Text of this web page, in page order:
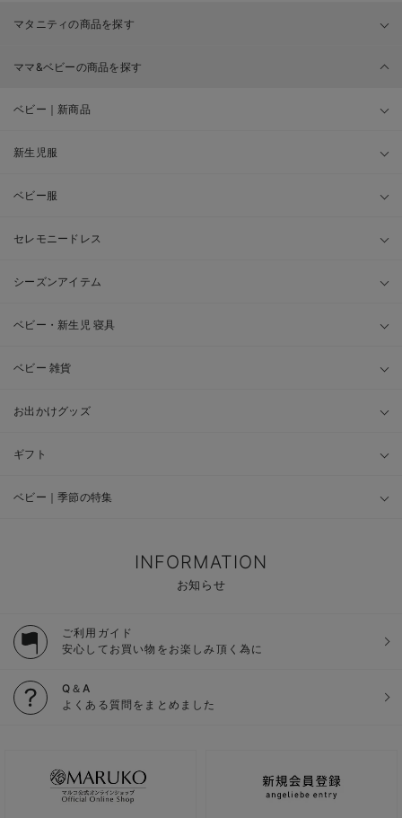
マタニティの商品を探す
ママ&ベビーの商品を探す
ベビー｜新商品
新生児服
ベビー服
セレモニードレス
シーズンアイテム
ベビー・新生児 寝具
ベビー 雑貨
お出かけグッズ
ギフト
ベビー｜季節の特集
INFORMATION
お知らせ
ご利用ガイド
安心してお買い物をお楽しみ頂く為に
Q＆A
よくある質問をまとめました